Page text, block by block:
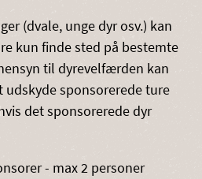
(dvale, unge dyr osv.) kan
kun finde sted på bestemte
til dyrevelfærden kan
sponsorerede ture
det sponsorerede dyr
- max 2 personer